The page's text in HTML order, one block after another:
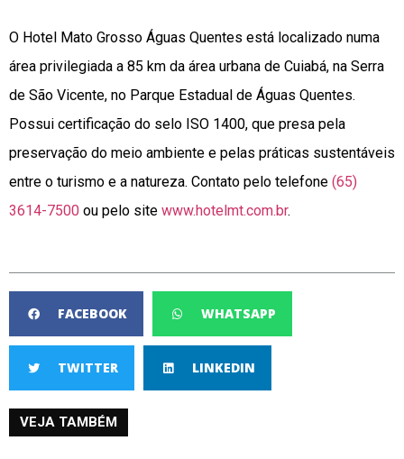
O Hotel Mato Grosso Águas Quentes está localizado numa
área privilegiada a 85 km da área urbana de Cuiabá, na Serra
de São Vicente, no Parque Estadual de Águas Quentes.
Possui certificação do selo ISO 1400, que presa pela
preservação do meio ambiente e pelas práticas sustentáveis
entre o turismo e a natureza. Contato pelo telefone (65)
3614-7500 ou pelo site www.hotelmt.com.br.
FACEBOOK WHATSAPP
TWITTER LINKEDIN
VEJA TAMBÉM